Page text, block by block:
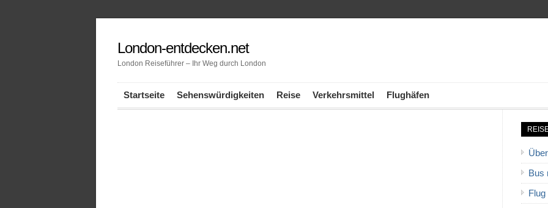
London-entdecken.net
London Reiseführer – Ihr Weg durch London
Startseite Sehenswürdigkeiten Reise Verkehrsmittel Flughäfen
Bus